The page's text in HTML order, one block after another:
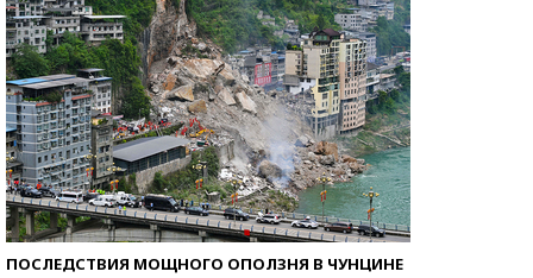
ПОСЛЕДСТВИЯ МОЩНОГО ОПОЛЗНЯ В ЧУНЦИНЕ